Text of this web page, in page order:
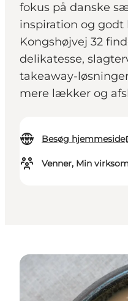
fokus på danske
inspiration og
Kongshøjvej 32
delikatesse,
takeaway-
mere lækker og
Besøg hjemmeside
Venner, Min